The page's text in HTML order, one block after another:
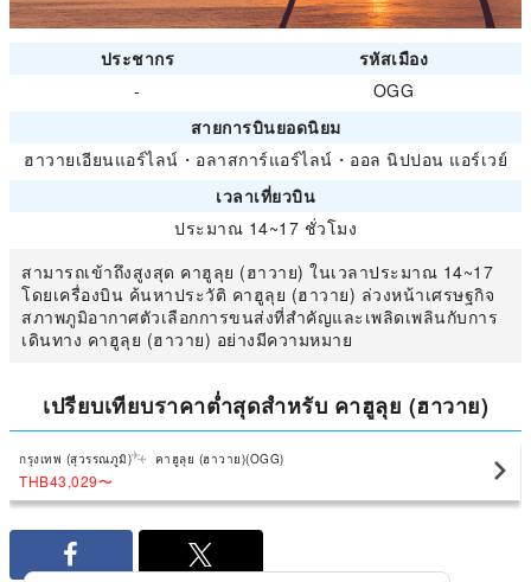
ประชากร
รหัสเมือง
-
OGG
สายการบินยอดนิยม
ฮาวายเอียนแอร์ไลน์ ・ อลาสการ์แอร์ไลน์ ・ ออล นิปปอน แอร์เวย์
เวลาเที่ยวบิน
ประมาณ 14~17 ชั่วโมง
สามารถเข้าถึงสูงสุด คาฮูลุย (ฮาวาย) ในเวลาประมาณ 14~17
โดยเครื่องบิน ค้นหาประวัติ คาฮูลุย (ฮาวาย) ล่วงหน้าเศรษฐกิจ
สภาพภูมิอากาศตัวเลือกการขนส่งที่สำคัญและเพลิดเพลินกับการ
เดินทาง คาฮูลุย (ฮาวาย) อย่างมีความหมาย
เปรียบเทียบราคาต่ำสุดสำหรับ คาฮูลุย (ฮาวาย)
กรุงเทพ (สุวรรณภูมิ) คาฮูลุย (ฮาวาย)(OGG)
THB43,029〜